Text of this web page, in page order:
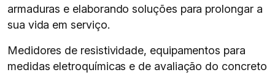
armaduras e elaborando soluções para prolongar a
sua vida em serviço.
Medidores de resistividade, equipamentos para
medidas eletroquímicas e de avaliação do concreto